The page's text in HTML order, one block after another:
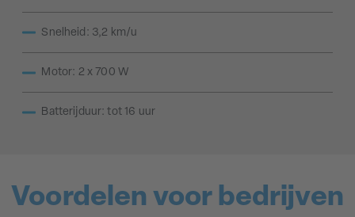
Snelheid: 3,2 km/u
Motor: 2 x 700 W
Batterijduur: tot 16 uur
Voordelen voor bedrijven